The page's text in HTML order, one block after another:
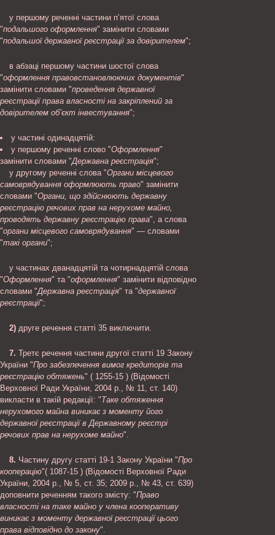
у першому реченні частини п’ятої слова
"подальшого оформлення" замінити словами
"подальшої державної реєстрації за довірителем";
в абзаці першому частини шостої слова
"оформлення правовстановлюючих документів"
замінити словами "проведення державної
реєстрації права власності на закріплений за
довірителем об’єкт інвестування";
у частині одинадцятій:
у першому реченні слово "Оформлення"
замінити словами "Державна реєстрація";
у другому реченні слова "Органи місцевого
самоврядування оформлюють право" замінити
словами "Органи, що здійснюють державну
реєстрацію речових прав на нерухоме майно,
проводять державну реєстрацію права", а слова
"органи місцевого самоврядування" — словами
"такі органи";
у частинах дванадцятій та чотирнадцятій слова
"Оформлення" та "оформлення" замінити відповідно
словами "Державна реєстрація" та "державної
реєстрації";
2) друге речення статті 35 виключити.
7. Третє речення частини другої статті 19 Закону
України "Про забезпечення вимог кредиторів та
реєстрацію обтяжень" ( 1255-15 ) (Відомості
Верховної Ради України, 2004 р., № 11, ст. 140)
викласти в такій редакції: "Таке обтяження
нерухомого майна виникає з моменту його
державної реєстрації в Державному реєстрі
речових прав на нерухоме майно".
8. Частину другу статті 19-1 Закону України "Про
кооперацію"( 1087-15 ) (Відомості Верховної Ради
України, 2004 р., № 5, ст. 35; 2009 р., № 43, ст. 639)
доповнити реченням такого змісту: "Право
власності на таке майно у члена кооперативу
виникає з моменту державної реєстрації цього
права відповідно до закону".